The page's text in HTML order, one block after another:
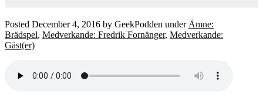
Posted December 4, 2016 by GeekPodden under Ämne:
Brädspel, Medverkande: Fredrik Fornänger, Medverkande:
Gäst(er)